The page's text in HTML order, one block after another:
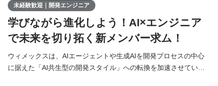
未経験歓迎｜開発エンジニア
学びながら進化しよう！AI×エンジニア
で未来を切り拓く新メンバー求ム！
ウィメックスは、AIエージェントや生成AIを開発プロセスの中心
に据えた「AI共生型の開発スタイル」への転換を加速させていま